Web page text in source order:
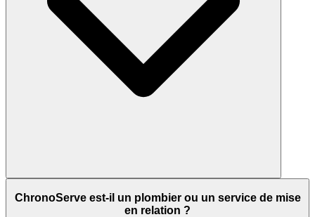
ChronoServe est-il un plombier ou un service de mise
en relation ?